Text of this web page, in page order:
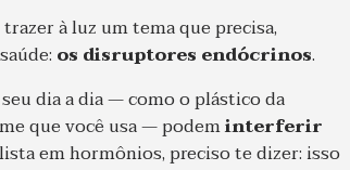
à luz um tema que precisa,
os disruptores endócrinos.
dia a dia — como o plástico da
que você usa — podeminterferir
em hormônios, preciso te dizer: isso